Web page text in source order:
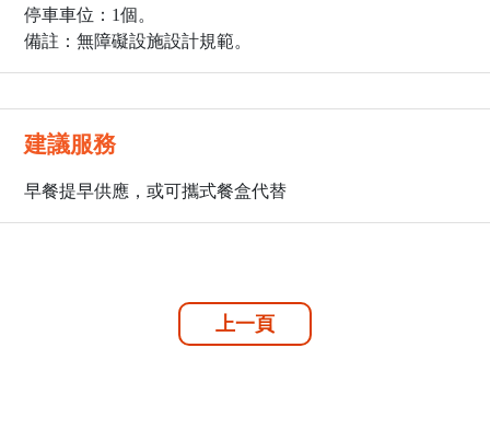
停車車位：1個。
備註：無障礙設施設計規範。
建議服務
早餐提早供應，或可攜式餐盒代替
上一頁